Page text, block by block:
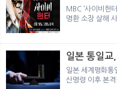
MBC ‘사이비헌
명환 소장 살해
일본 통일교, 해산명
돌입
일본 세계평화
산명령 이후 본